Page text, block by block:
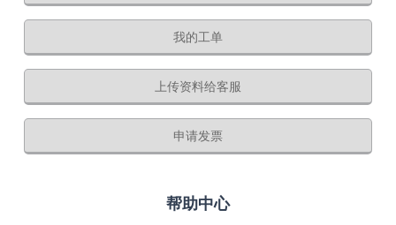
我的工单
上传资料给客服
申请发票
帮助中心